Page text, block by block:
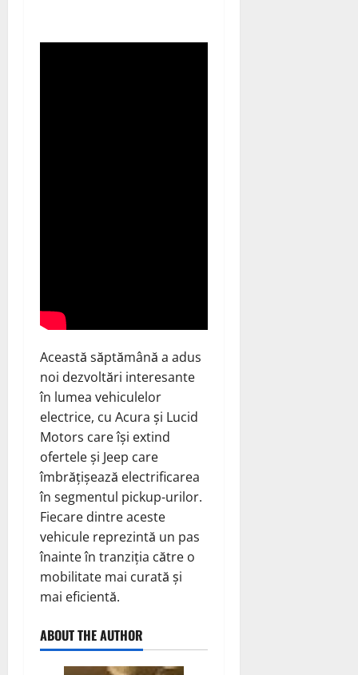
Această săptămână a adus
noi dezvoltări interesante
în lumea vehiculelor
electrice, cu Acura și Lucid
Motors care își extind
ofertele și Jeep care
îmbrățișează electrificarea
în segmentul pickup-urilor.
Fiecare dintre aceste
vehicule reprezintă un pas
înainte în tranziția către o
mobilitate mai curată și
mai eficientă.
ABOUT THE AUTHOR